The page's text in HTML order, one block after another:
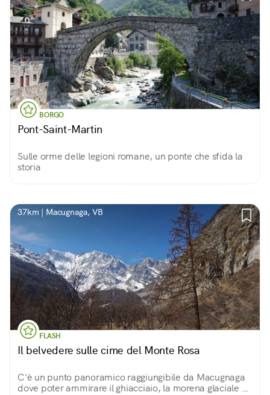
BORGO
Pont-Saint-Martin
Sulle orme delle legioni romane, un ponte che sfida la
storia
37km | Macugnaga, VB
FLASH
Il belvedere sulle cime del Monte Rosa
C'è un punto panoramico raggiungibile da Macugnaga
dove poter ammirare il ghiacciaio, la morena glaciale e